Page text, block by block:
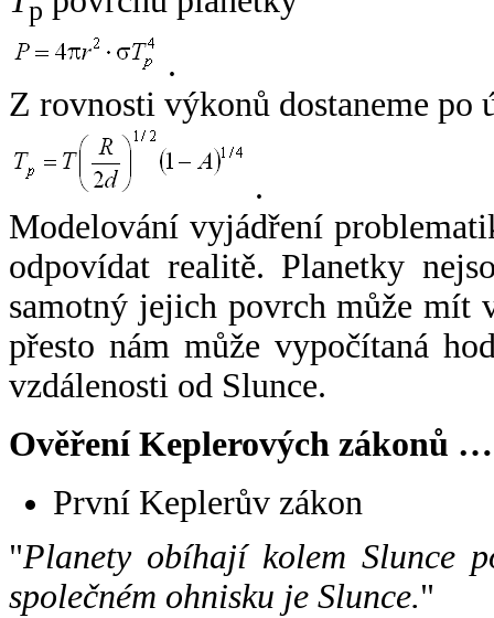
p
.
Z rovnosti výkonů dostaneme po
.
Modelování vyjádření
odpovídat realitě. Planetky
samotný jejich povrch může mít
přesto nám může vypočítaná
vzdálenosti od Slunce.
Ověření Keplerových zákonů …
První Keplerův zákon
"Planety obíhají kolem Slunce
společném ohnisku je Slunce."